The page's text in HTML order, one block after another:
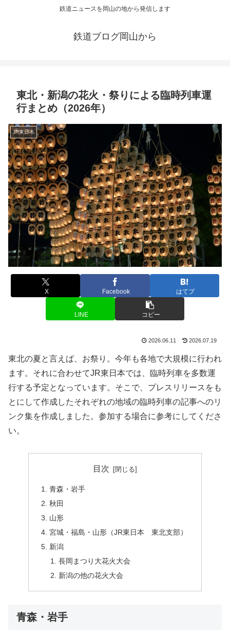
鉄道ニュースを岡山の地から発信します
鉄道ブログ岡山から
東北・新潟の花火・祭りによる臨時列車運
行まとめ（2026年）
JR東日本
X Facebook はてブ
LINE コピー
2026.06.11 2026.07.19
東北の夏と言えば、お祭り。今年も各地で大規模に行われ
ます。それに合わせてJR東日本では、臨時列車を多数運
行する予定となっています。そこで、プレスリリースをも
とにして作成したそれぞれの地域の臨時列車の記事へのリ
ンク集を作成しました。参加する場合に参考にしてくださ
い。
目次
青森・岩手
秋田
山形
宮城・福島・山形（JR東日本 東北支部）
新潟
長岡まつり大花火大会
新潟の他の花火大会
青森・岩手